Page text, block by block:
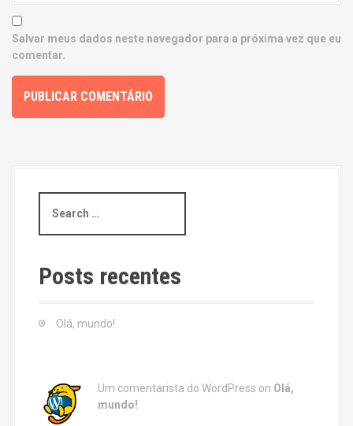
Salvar meus dados neste navegador para a próxima vez que eu
comentar.
a
c
h
Posts recentes
Olá, mundo!
Um comentarista do WordPress on Olá,
mundo!